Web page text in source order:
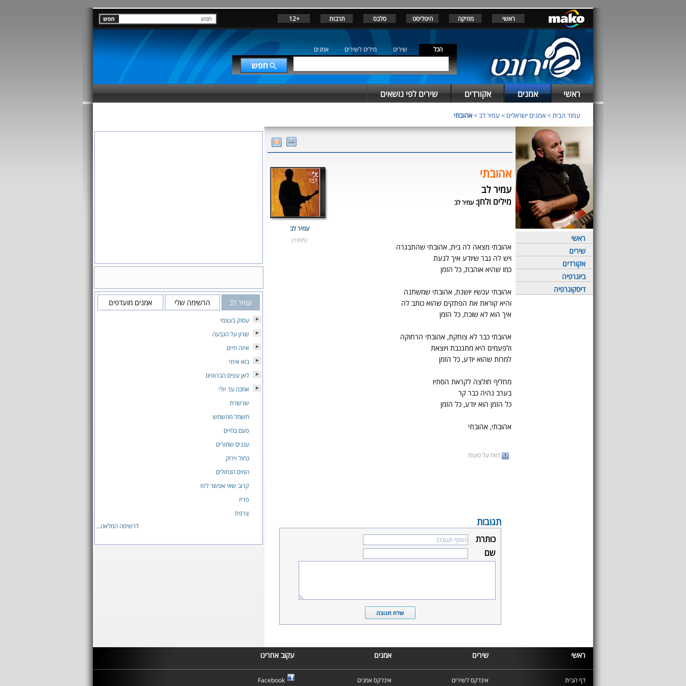
ראשי מוזיקה היטליסט סלבס תרבות +12
הכל שירים מילים לשירים אמנים
ראשי אמנים אקורדים שירים לפי נושאים
עמוד הבית>אמנים ישראלים >עמיר לב>אהובתי
ראשי
שירים
אקורדים
ביוגרפיה
דיסקוגרפיה
אהובתי
עמיר לב
מילים ולחן:עמיר לב
אהובתי מצאה לה בית, אהובתי שהתבגרה
ויש לה גבר שיודע איך לגעת
כמו שהיא אוהבת, כל הזמן
אהובתי עכשיו יושנת, אהובתי שמשתנה
והיא קוראת את הפתקים שהוא כותב לה
איך הוא לא שוכח, כל הזמן
אהובתי כבר לא צוחקת, אהובתי הרחוקה
ולפעמים היא מתגנבת ויוצאת
למרות שהוא יודע, כל הזמן
מחליף חולצה לקראת הסתיו
בערב נהיה כבר קר
כל הזמן הוא יודע, כל הזמן
אהובתי, אהובתי
עמיר לב
(1995)
דווח על טעות
תגובות
כותרת
שם
עמיר לב הרשימה שלי אמנים מועדפים
עסוק בעצמי
שרון על הגבעה
איזה חיים
בוא איתי
לאן עפים הברווזים
אחכה עד יולי
שרשרת
חשמל מהשמש
פעם בחיים
עננים שחורים
כחול וירוק
המים הכחולים
קרוב שאי אפשר לזוז
פריז
צרפת
לרשימה המלאה...
ראשי שירים אמנים עקוב אחרינו
דף הבית אינדקס לשירים אינדקס אמנים Facebook